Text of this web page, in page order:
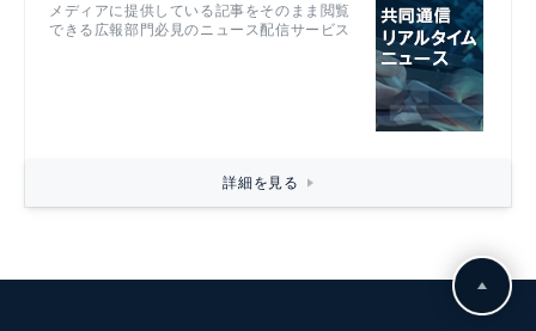
メディアに提供している記事をそのまま閲覧
できる広報部門必見のニュース配信サービス
詳細を見る